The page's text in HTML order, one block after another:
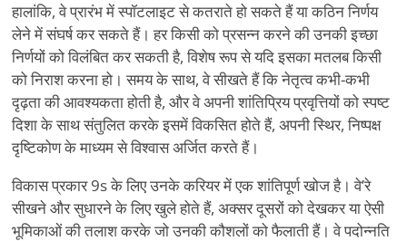
हालांकि, वे प्रारंभ में स्पॉटलाइट से कतराते हो सकते हैं या कठिन निर्णय
लेने में संघर्ष कर सकते हैं। हर किसी को प्रसन्न करने की उनकी इच्छा
निर्णयों को विलंबित कर सकती है, विशेष रूप से यदि इसका मतलब किसी
को निराश करना हो। समय के साथ, वे सीखते हैं कि नेतृत्व कभी-कभी
दृढ़ता की आवश्यकता होती है, और वे अपनी शांतिप्रिय प्रवृत्तियों को स्पष्ट
दिशा के साथ संतुलित करके इसमें विकसित होते हैं, अपनी स्थिर, निष्पक्ष
दृष्टिकोण के माध्यम से विश्वास अर्जित करते हैं।
विकास प्रकार 9s के लिए उनके करियर में एक शांतिपूर्ण खोज है। वे’रे
सीखने और सुधारने के लिए खुले होते हैं, अक्सर दूसरों को देखकर या ऐसी
भूमिकाओं की तलाश करके जो उनकी कौशलों को फैलाती हैं। वे पदोन्नति